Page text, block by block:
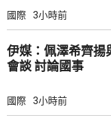
國際 3小時前
伊媒：佩澤希齊揚
會談 討論國事
國際 3小時前